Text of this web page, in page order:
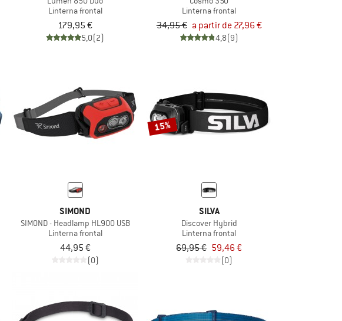
Linterna frontal
179,95 €
5,0(2)
Linterna frontal
34,95 € a partir de 27,96 €
4,8(9)
SIMOND
SIMOND - Headlamp HL900 USB
Linterna frontal
44,95 €
(0)
15%
SILVA
Discover Hybrid
Linterna frontal
69,95 € 59,46 €
(0)